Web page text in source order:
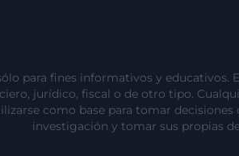
para fines informativos y
jurídico, fiscal o de otro tipo.
como base para tomar
investigación y tomar sus propias